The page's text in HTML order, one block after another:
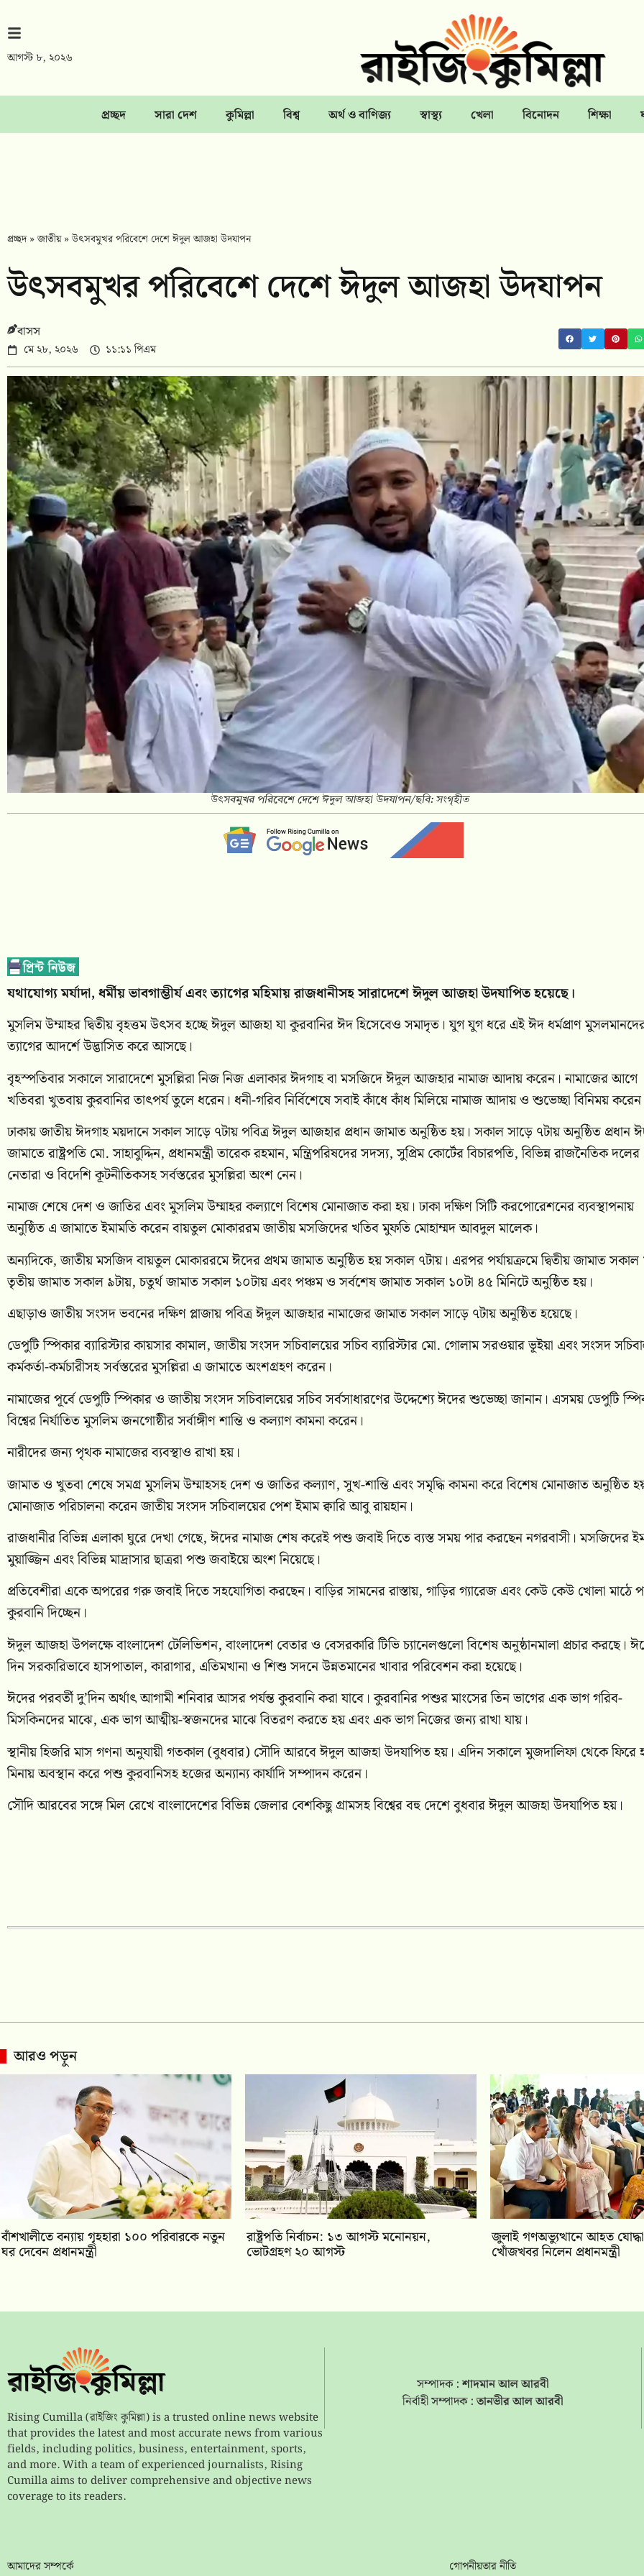
আগস্ট ৮, ২০২৬
প্রচ্ছদ সারা দেশ কুমিল্লা বিশ্ব অর্থ ও বাণিজ্য স্বাস্থ্য খেলা বিনোদন শিক্ষা
প্রচ্ছদ»জাতীয়»উৎসবমুখর পরিবেশে দেশে ঈদুল আজহা উদযাপন
উৎসবমুখর পরিবেশে দেশে ঈদুল আজহা উদযাপন
বাসস
মে ২৮, ২০২৬ ১১:১১ পিএম
উৎসবমুখর পরিবেশে দেশে ঈদুল আজহা উদযাপন/ছবি: সংগৃহীত
যথাযোগ্য মর্যাদা, ধর্মীয় ভাবগাম্ভীর্য এবং ত্যাগের মহিমায় রাজধানীসহ সারাদেশে ঈদুল আজহা উদযাপিত হয়েছে।
মুসলিম উম্মাহর দ্বিতীয় বৃহত্তম উৎসব হচ্ছে ঈদুল আজহা যা কুরবানির ঈদ হিসেবেও সমাদৃত। যুগ যুগ ধরে এই ঈদ ধর্মপ্রাণ
ত্যাগের আদর্শে উদ্ভাসিত করে আসছে।
বৃহস্পতিবার সকালে সারাদেশে মুসল্লিরা নিজ নিজ এলাকার ঈদগাহ বা মসজিদে ঈদুল আজহার নামাজ আদায় করেন। নামাজের আগে
খতিবরা খুতবায় কুরবানির তাৎপর্য তুলে ধরেন। ধনী-গরিব নির্বিশেষে সবাই কাঁধে কাঁধ মিলিয়ে নামাজ আদায় ও শুভেচ্ছা বিনিময়
ঢাকায় জাতীয় ঈদগাহ ময়দানে সকাল সাড়ে ৭টায় পবিত্র ঈদুল আজহার প্রধান জামাত অনুষ্ঠিত হয়। সকাল সাড়ে ৭টায় অনুষ্ঠিত প্রধান
জামাতে রাষ্ট্রপতি মো. সাহাবুদ্দিন, প্রধানমন্ত্রী তারেক রহমান, মন্ত্রিপরিষদের সদস্য, সুপ্রিম কোর্টের বিচারপতি, বিভিন্ন রাজনৈতিক দলের
নেতারা ও বিদেশি কূটনীতিকসহ সর্বস্তরের মুসল্লিরা অংশ নেন।
নামাজ শেষে দেশ ও জাতির এবং মুসলিম উম্মাহর কল্যাণে বিশেষ মোনাজাত করা হয়। ঢাকা দক্ষিণ সিটি করপোরেশনের ব্যবস্থাপনায়
অনুষ্ঠিত এ জামাতে ইমামতি করেন বায়তুল মোকাররম জাতীয় মসজিদের খতিব মুফতি মোহাম্মদ আবদুল মালেক।
অন্যদিকে, জাতীয় মসজিদ বায়তুল মোকাররমে ঈদের প্রথম জামাত অনুষ্ঠিত হয় সকাল ৭টায়। এরপর পর্যায়ক্রমে দ্বিতীয় জামাত সকাল
তৃতীয় জামাত সকাল ৯টায়, চতুর্থ জামাত সকাল ১০টায় এবং পঞ্চম ও সর্বশেষ জামাত সকাল ১০টা ৪৫ মিনিটে অনুষ্ঠিত হয়।
এছাড়াও জাতীয় সংসদ ভবনের দক্ষিণ প্লাজায় পবিত্র ঈদুল আজহার নামাজের জামাত সকাল সাড়ে ৭টায় অনুষ্ঠিত হয়েছে।
ডেপুটি স্পিকার ব্যারিস্টার কায়সার কামাল, জাতীয় সংসদ সচিবালয়ের সচিব ব্যারিস্টার মো. গোলাম সরওয়ার ভূইয়া এবং সংসদ
কর্মকর্তা-কর্মচারীসহ সর্বস্তরের মুসল্লিরা এ জামাতে অংশগ্রহণ করেন।
নামাজের পূর্বে ডেপুটি স্পিকার ও জাতীয় সংসদ সচিবালয়ের সচিব সর্বসাধারণের উদ্দেশ্যে ঈদের শুভেচ্ছা জানান। এসময় ডেপুটি
বিশ্বের নির্যাতিত মুসলিম জনগোষ্ঠীর সর্বাঙ্গীণ শান্তি ও কল্যাণ কামনা করেন।
নারীদের জন্য পৃথক নামাজের ব্যবস্থাও রাখা হয়।
জামাত ও খুতবা শেষে সমগ্র মুসলিম উম্মাহসহ দেশ ও জাতির কল্যাণ, সুখ-শান্তি এবং সমৃদ্ধি কামনা করে বিশেষ মোনাজাত অনুষ্ঠিত
মোনাজাত পরিচালনা করেন জাতীয় সংসদ সচিবালয়ের পেশ ইমাম ক্বারি আবু রায়হান।
রাজধানীর বিভিন্ন এলাকা ঘুরে দেখা গেছে, ঈদের নামাজ শেষ করেই পশু জবাই দিতে ব্যস্ত সময় পার করছেন নগরবাসী। মসজিদের
মুয়াজ্জিন এবং বিভিন্ন মাদ্রাসার ছাত্ররা পশু জবাইয়ে অংশ নিয়েছে।
প্রতিবেশীরা একে অপরের গরু জবাই দিতে সহযোগিতা করছেন। বাড়ির সামনের রাস্তায়, গাড়ির গ্যারেজ এবং কেউ কেউ খোলা মাঠে
কুরবানি দিচ্ছেন।
ঈদুল আজহা উপলক্ষে বাংলাদেশ টেলিভিশন, বাংলাদেশ বেতার ও বেসরকারি টিভি চ্যানেলগুলো বিশেষ অনুষ্ঠানমালা প্রচার করছে।
দিন সরকারিভাবে হাসপাতাল, কারাগার, এতিমখানা ও শিশু সদনে উন্নতমানের খাবার পরিবেশন করা হয়েছে।
ঈদের পরবর্তী দু’দিন অর্থাৎ আগামী শনিবার আসর পর্যন্ত কুরবানি করা যাবে। কুরবানির পশুর মাংসের তিন ভাগের এক ভাগ গরিব-
মিসকিনদের মাঝে, এক ভাগ আত্মীয়-স্বজনদের মাঝে বিতরণ করতে হয় এবং এক ভাগ নিজের জন্য রাখা যায়।
স্থানীয় হিজরি মাস গণনা অনুযায়ী গতকাল (বুধবার) সৌদি আরবে ঈদুল আজহা উদযাপিত হয়। এদিন সকালে মুজদালিফা থেকে ফিরে
মিনায় অবস্থান করে পশু কুরবানিসহ হজের অন্যান্য কার্যাদি সম্পাদন করেন।
সৌদি আরবের সঙ্গে মিল রেখে বাংলাদেশের বিভিন্ন জেলার বেশকিছু গ্রামসহ বিশ্বের বহু দেশে বুধবার ঈদুল আজহা উদযাপিত হয়।
আরও পড়ুন
বাঁশখালীতে বন্যায় গৃহহারা ১০০ পরিবারকে নতুন
ঘর দেবেন প্রধানমন্ত্রী
রাষ্ট্রপতি নির্বাচন: ১৩ আগস্ট মনোনয়ন,
ভোটগ্রহণ ২০ আগস্ট
জুলাই গণঅভ্যুত্থানে আহত
খোঁজখবর নিলেন প্রধানমন্ত্রী
Rising Cumilla (রাইজিং কুমিল্লা) is a trusted online news website
that provides the latest and most accurate news from various
fields, including politics, business, entertainment, sports,
and more. With a team of experienced journalists, Rising
Cumilla aims to deliver comprehensive and objective news
coverage to its readers.
সম্পাদক :শাদমান আল আরবী
নির্বাহী সম্পাদক :তানভীর আল আরবী
আমাদের সম্পর্কে গোপনীয়তার নীতি